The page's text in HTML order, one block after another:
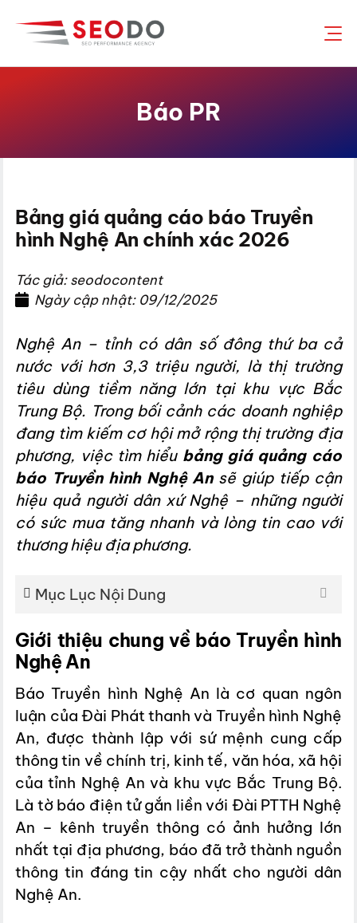
đến
Báo PR
Bảng giá quảng cáo báo Truyền
hình Nghệ An chính xác 2026
Tác giả: seodocontent
Ngày cập nhật: 09/12/2025
Nghệ An – tỉnh có dân số đông thứ ba cả
nước với hơn 3,3 triệu người, là thị trường
tiêu dùng tiềm năng lớn tại khu vực Bắc
Trung Bộ. Trong bối cảnh các doanh nghiệp
đang tìm kiếm cơ hội mở rộng thị trường địa
phương, việc tìm hiểu bảng giá quảng cáo
báo Truyền hình Nghệ Ansẽ giúp tiếp cận
hiệu quả người dân xứ Nghệ – những người
có sức mua tăng nhanh và lòng tin cao với
thương hiệu địa phương.
Mục Lục Nội Dung
Giới thiệu chung về báo Truyền hình
Nghệ An
Báo Truyền hình Nghệ An là cơ quan ngôn
luận của Đài Phát thanh và Truyền hình Nghệ
An, được thành lập với sứ mệnh cung cấp
thông tin về chính trị, kinh tế, văn hóa, xã hội
của tỉnh Nghệ An và khu vực Bắc Trung Bộ.
Là tờ báo điện tử gắn liền với Đài PTTH Nghệ
An – kênh truyền thông có ảnh hưởng lớn
nhất tại địa phương, báo đã trở thành nguồn
thông tin đáng tin cậy nhất cho người dân
Nghệ An.